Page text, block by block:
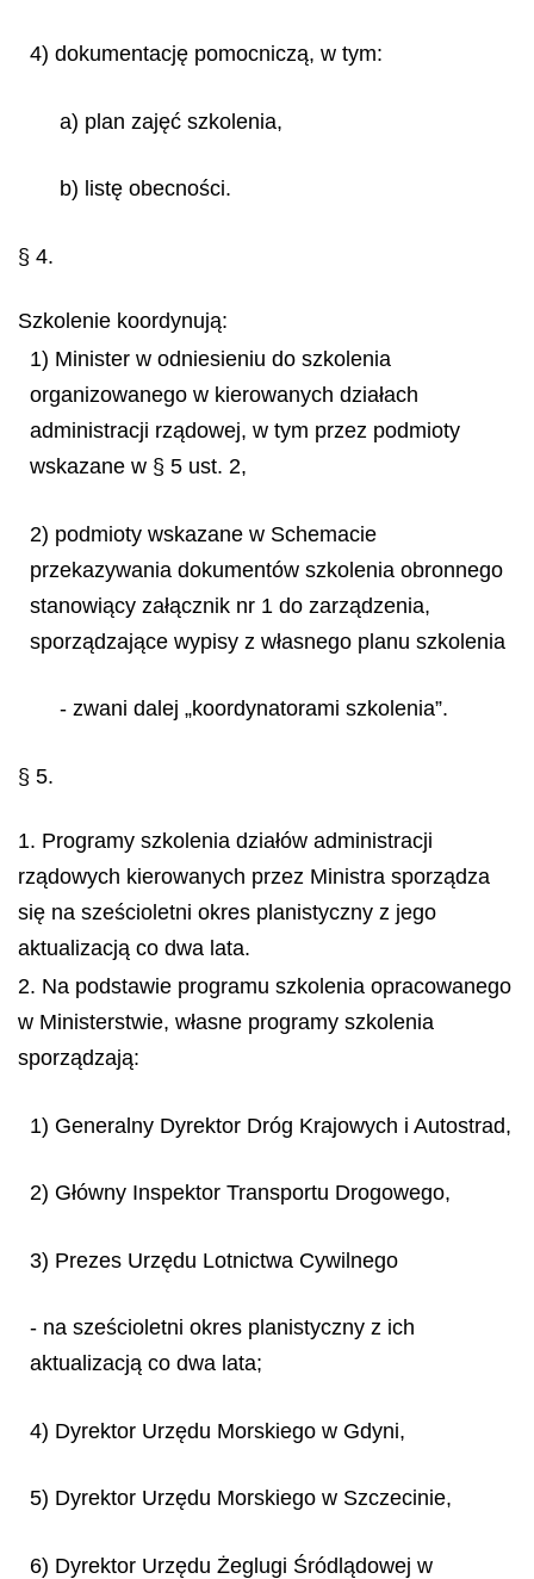
4) dokumentację pomocniczą, w tym:
a) plan zajęć szkolenia,
b) listę obecności.
§ 4.
Szkolenie koordynują:
1) Minister w odniesieniu do szkolenia
organizowanego w kierowanych działach
administracji rządowej, w tym przez podmioty
wskazane w § 5 ust. 2,
2) podmioty wskazane w Schemacie
przekazywania dokumentów szkolenia obronnego
stanowiący załącznik nr 1 do zarządzenia,
sporządzające wypisy z własnego planu szkolenia
- zwani dalej „koordynatorami szkolenia”.
§ 5.
1. Programy szkolenia działów administracji
rządowych kierowanych przez Ministra sporządza
się na sześcioletni okres planistyczny z jego
aktualizacją co dwa lata.
2. Na podstawie programu szkolenia opracowanego
w Ministerstwie, własne programy szkolenia
sporządzają:
1) Generalny Dyrektor Dróg Krajowych i Autostrad,
2) Główny Inspektor Transportu Drogowego,
3) Prezes Urzędu Lotnictwa Cywilnego
- na sześcioletni okres planistyczny z ich
aktualizacją co dwa lata;
4) Dyrektor Urzędu Morskiego w Gdyni,
5) Dyrektor Urzędu Morskiego w Szczecinie,
6) Dyrektor Urzędu Żeglugi Śródlądowej w